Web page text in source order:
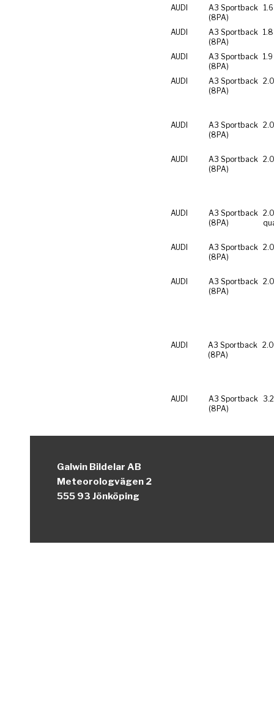
AUDI
A3 Sportback
(8PA)
AUDI
A3 Sportback
(8PA)
AUDI
A3 Sportback
(8PA)
AUDI
A3 Sportback
(8PA)
AUDI
A3 Sportback
(8PA)
AUDI
A3 Sportback
(8PA)
AUDI
A3 Sportback
(8PA)
AUDI
A3 Sportback
(8PA)
AUDI
A3 Sportback
(8PA)
AUDI
A3 Sportback
(8PA)
AUDI
A3 Sportback
(8PA)
Galwin Bildelar AB
Meteorologvägen 2
555 93 Jönköping